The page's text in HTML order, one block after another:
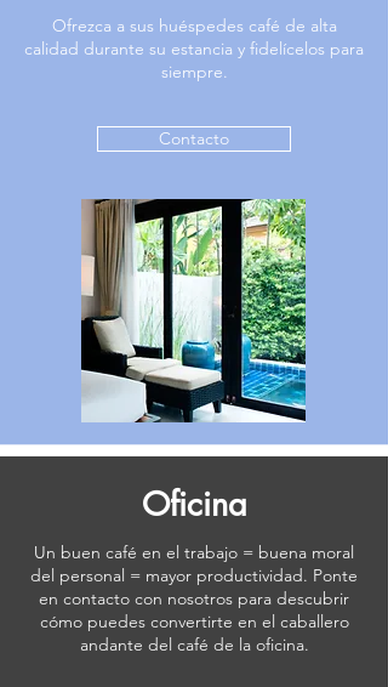
Ofrezca a sus huéspedes café de alta
calidad durante su estancia y fidelícelos para
siempre.
Contacto
Oficina
Un buen café en el trabajo = buena moral
del personal = mayor productividad. Ponte
en contacto con nosotros para descubrir
cómo puedes convertirte en el caballero
andante del café de la oficina.